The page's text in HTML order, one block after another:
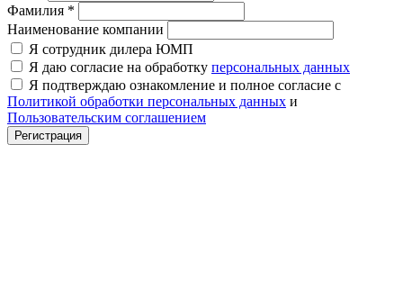
Фамилия *
Наименование компании
Я сотрудник дилера ЮМП
Я даю согласие на обработку персональных данных
Я подтверждаю ознакомление и полное согласие с
Политикой обработки персональных данных и
Пользовательским соглашением
Регистрация